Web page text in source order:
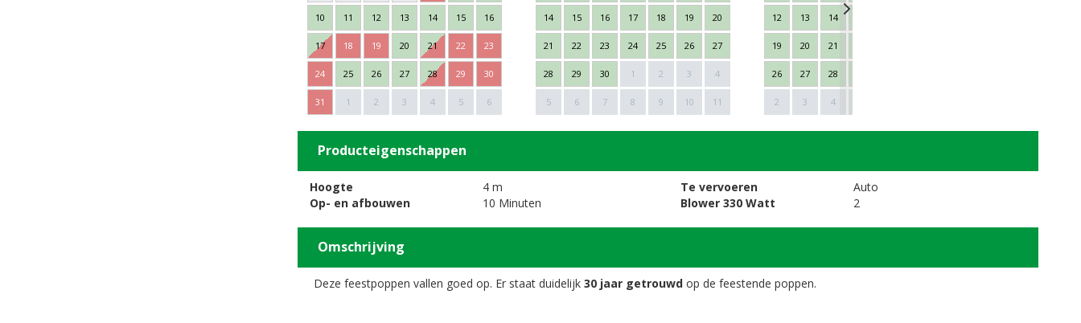
10 11 12 13 14 15 16
17 18 19 20 21 22 23
24 25 26 27 28 29 30
31 1 2 3 4 5 6
14 15 16 17 18 19 20
21 22 23 24 25 26 27
28 29 30 1 2 3 4
5 6 7 8 9 10 11
12 13 14
19 20 21
26 27 28
2 3 4
Next
Producteigenschappen
Hoogte
4 m
Op- en afbouwen
10 Minuten
Te vervoeren
Auto
Blower 330 Watt
2
Omschrijving
Deze feestpoppen vallen goed op. Er staat duidelijk 30 jaar getrouwd op de feestende poppen.